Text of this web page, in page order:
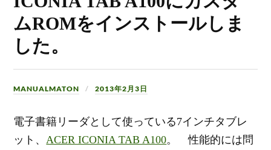
ムROMをインストールしま
した。
MANUALMATON 2013年2月3日
電子書籍リーダとして使っている7インチタブレ
ット、ACER ICONIA TAB A100。 性能的には問